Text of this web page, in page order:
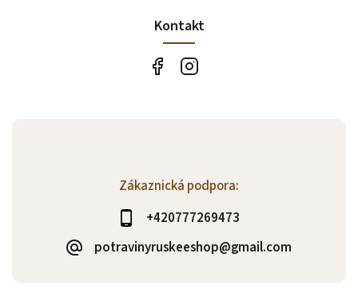
Zákaznická podpora:
+420777269473
potravinyruskeeshop@gmail.com
Kontakt